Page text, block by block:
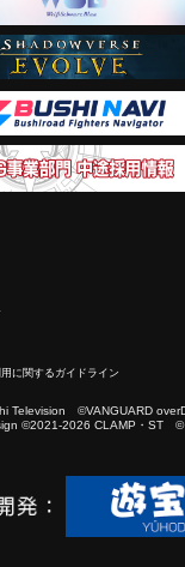
に関するガイドライン
©VANGUARD
©2021-2026 CLAMP・ST ©